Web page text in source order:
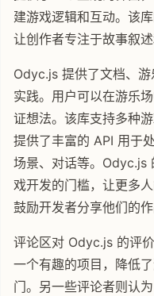
建游戏逻辑和互动。该
让创作者专注于故事叙述
Odyc.js 提供了文档、
实践。用户可以在游乐
证想法。该库支持多种
提供了丰富的 API 用于
场景、对话等。Odyc.js
戏开发的门槛，让更多
鼓励开发者分享他们的
评论区对 Odyc.js 的评
一个有趣的项目，降低
门。另一些评论者则认